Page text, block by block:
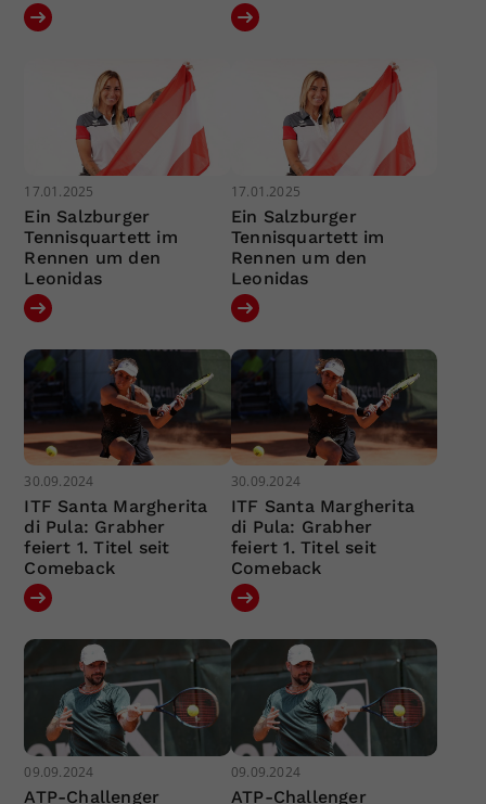
17.01.2025
Ein Salzburger
Tennisquartett im
Rennen um den
Leonidas
17.01.2025
Ein Salzburger
Tennisquartett im
Rennen um den
Leonidas
30.09.2024
ITF Santa Margherita
di Pula: Grabher
feiert 1. Titel seit
Comeback
30.09.2024
ITF Santa Margherita
di Pula: Grabher
feiert 1. Titel seit
Comeback
09.09.2024
ATP-Challenger
09.09.2024
ATP-Challenger